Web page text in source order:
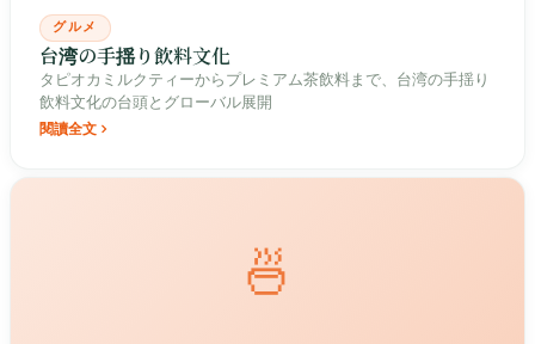
グルメ
台湾の手揺り飲料文化
タピオカミルクティーからプレミアム茶飲料まで、台湾の手揺り
飲料文化の台頭とグローバル展開
閱讀全文
🍜